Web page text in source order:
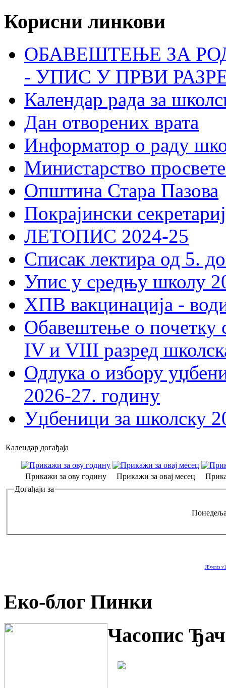
Корисни линкови
ОБАВЕШТЕЊЕ ЗА
- УПИС У ПРВИ
Календар рада за
Дан отворених врата
Информатор о раду
Министарство
Општина Стара Пазова
Покрајински
ЛЕТОПИС 2024-25
Списак лектира од 5.
Упис у средњу школу
ХПВ вакцинација -
Обавештење о почетку
IV и VIII разред
Одлука о избору
2026-27. годину
Уџбеници за школску
Календар догађаја
Прикажи за ову годину Прикажи за овај месец
Догађаји за
JEvents
Еко-блог Пинки
Часопис